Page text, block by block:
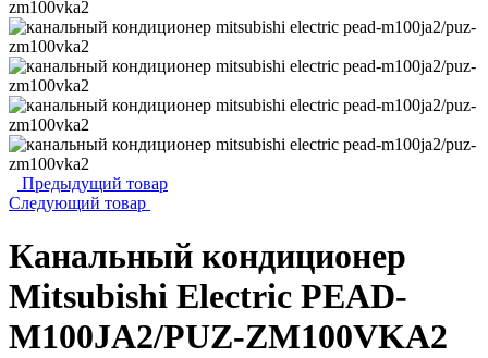
Предыдущий товар
Следующий товар
Канальный кондиционер
Mitsubishi Electric PEAD-
M100JA2/PUZ-ZM100VKA2